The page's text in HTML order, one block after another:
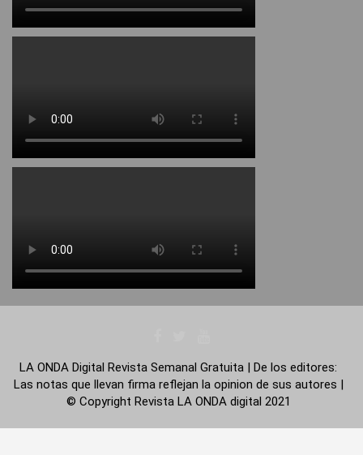
LA ONDA Digital Revista Semanal Gratuita | De los editores:
Las notas que llevan firma reflejan la opinion de sus autores |
© Copyright Revista LA ONDA digital 2021